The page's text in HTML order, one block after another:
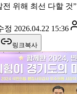
전 위해 최선 다할 것”
정 2026.04.22 15:36
링크복사